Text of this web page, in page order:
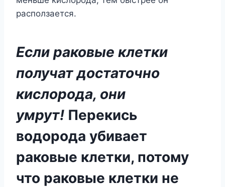
расползается.
Если раковые клетки
получат достаточно
кислорода, они
умрут! Перекись
водорода убивает
раковые клетки, потому
что раковые клетки не